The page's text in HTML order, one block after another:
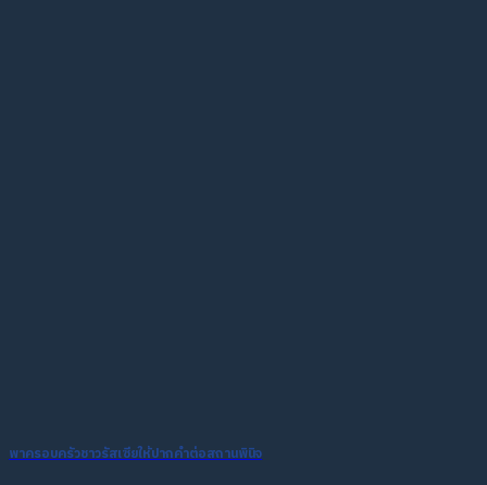
พาครอบครัวชาวรัสเซียให้ปากคำต่อสถานพินิจ